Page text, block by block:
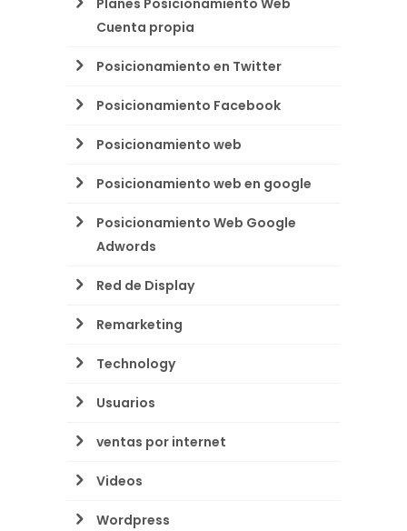
Planes Posicionamiento Web
Cuenta propia
Posicionamiento en Twitter
Posicionamiento Facebook
Posicionamiento web
Posicionamiento web en google
Posicionamiento Web Google
Adwords
Red de Display
Remarketing
Technology
Usuarios
ventas por internet
Videos
Wordpress